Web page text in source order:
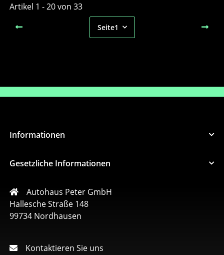
Artikel 1 - 20 von 33
Seite1
Informationen
Gesetzliche Informationen
Autohaus Peter GmbH
Hallesche Straße 148
99734 Nordhausen
Kontaktieren Sie uns